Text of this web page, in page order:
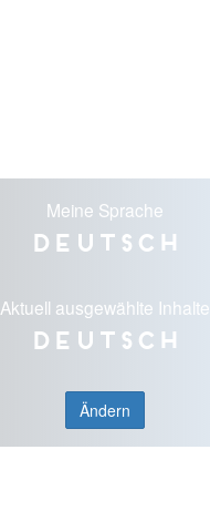
Meine Sprache
Deutsch
Aktuell ausgewählte Inhalte
Deutsch
Ändern